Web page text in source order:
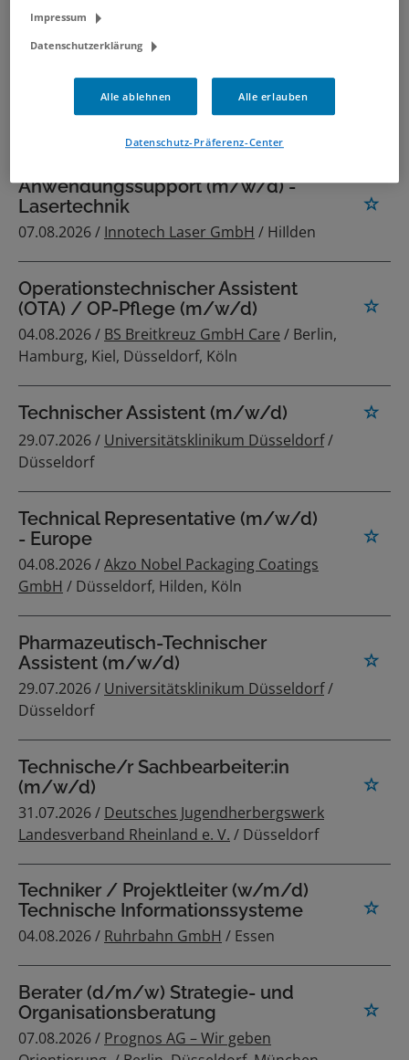
07.08.2026 /KS-Karrenberg-Systemwand GmbH
/ Velbert
Anwendungssupport (m/w/d) -
Lasertechnik
07.08.2026 / Innotech Laser GmbH / HiIlden
Operationstechnischer Assistent
(OTA) / OP-Pflege (m/w/d)
04.08.2026 / BS Breitkreuz GmbH Care / Berlin,
Hamburg, Kiel, Düsseldorf, Köln
Technischer Assistent (m/w/d)
29.07.2026 / Universitätsklinikum Düsseldorf/
Düsseldorf
Technical Representative (m/w/d)
- Europe
04.08.2026 /Akzo Nobel Packaging Coatings
GmbH / Düsseldorf, Hilden, Köln
Pharmazeutisch-Technischer
Assistent (m/w/d)
29.07.2026 / Universitätsklinikum Düsseldorf/
Düsseldorf
Technische/r Sachbearbeiter:in
(m/w/d)
31.07.2026 / Deutsches Jugendherbergswerk
Landesverband Rheinland e. V. / Düsseldorf
Techniker / Projektleiter (w/m/d)
Technische Informationssysteme
04.08.2026 / Ruhrbahn GmbH / Essen
Berater (d/m/w) Strategie- und
Organisationsberatung
07.08.2026 / Prognos AG – Wir geben
Impressum
Datenschutzerklärung
Alle ablehnen Alle erlauben
Datenschutz-Präferenz-Center